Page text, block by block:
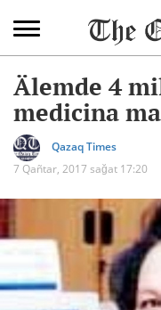
Älemde 4
medicina
Qazaq Times
7 Qañtar, 2017 sağat 17:20